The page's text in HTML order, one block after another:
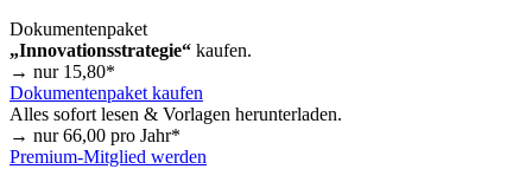
Dokumentenpaket
„Innovationsstrategie“ kaufen.
→ nur 15,80*
Dokumentenpaket kaufen
Alles sofort lesen & Vorlagen herunterladen.
→ nur66,00 pro Jahr*
Premium-Mitglied werden